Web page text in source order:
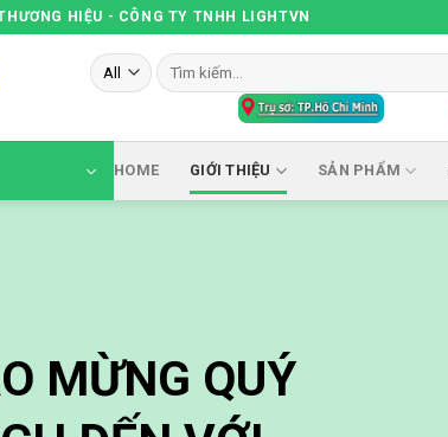
HIỆU - CÔNG TY TNHH LIGHTVN
Tìm
kiếm:
HOME GIỚI THIỆU SẢN PHẨM
MỪNG QUÝ